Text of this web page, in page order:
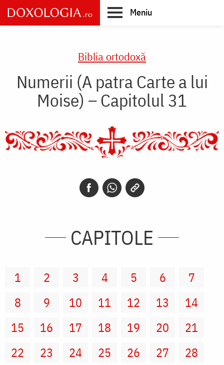
Skip
to
main
Meniu
Biblia ortodoxă
Numerii (A patra Carte a lui
Moise) – Capitolul 31
CAPITOLE
1 2 3 4 5 6
7
8
9 10 11 12 13
14
15
16 17 18 19 20
21
22
23 24 25 26 27
28